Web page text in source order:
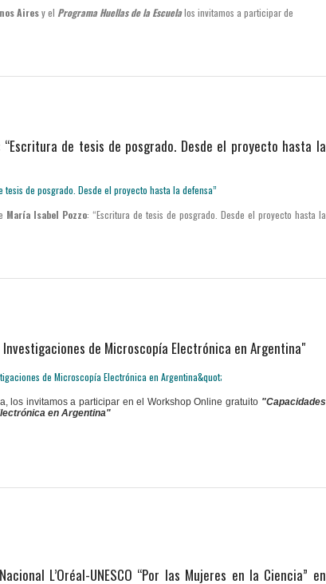
Airesy el Programa Huellas de la Escuelalos invitamos a participar de
de tesis de posgrado. Desde el proyecto hasta la
María Isabel Pozzo: “Escritura de tesis de posgrado. Desde el proyecto hasta la
de Microscopía Electrónica en Argentina"
los invitamos a participar en el Workshop Online gratuito "Capacidades
en Argentina"
L’Oréal-UNESCO “Por las Mujeres en la Ciencia” en